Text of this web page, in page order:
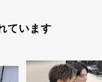
ています